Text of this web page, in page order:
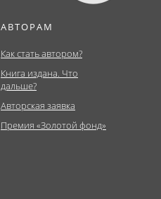
АВТОРАМ
Как стать автором?
Книга издана. Что
дальше?
Авторская заявка
Премия «Золотой фонд»